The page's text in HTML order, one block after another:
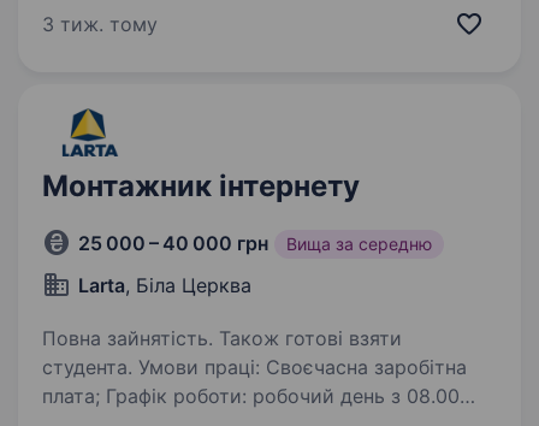
з контентом на нашому сайті. Що тобі
товарів,…
3 тиж. тому
Монтажник інтернету
25 000 – 40 000 грн Вища за середню
Larta, Біла Церква
Повна зайнятість. Також готові взяти
студента. Умови праці: Своєчасна заробітна
плата; Графік роботи: робочий день з 08.00